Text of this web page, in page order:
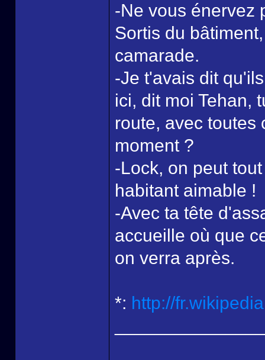
-Ne vous énervez
Sortis du
camarade.
-Je t'avais dit
ici, dit moi Tehan,
route, avec toutes
moment ?
-Lock, on peut
habitant aimable !
-Avec ta tête
accueille où que
on verra après.
*: http://